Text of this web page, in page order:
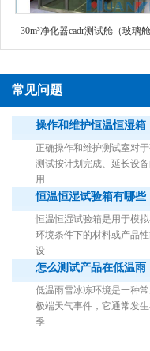
30m³净化器cadr测试舱（玻璃舱
常见问题
操作和维护恒温恒湿箱
正确操作和维护测试室对
测试按计划完成、延长设
用
恒温恒湿试验箱有哪些
恒温恒湿试验箱是用于模
环境条件下的材料或产品
设
怎么测试产品在低温雨
低温雨雪冰冻环境是一种
极端天气事件，它通常发
季